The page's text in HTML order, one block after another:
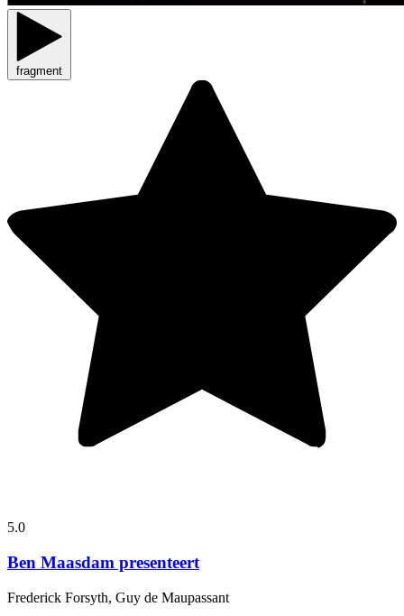
fragment
5.0
Ben Maasdam presenteert
Frederick Forsyth, Guy de Maupassant